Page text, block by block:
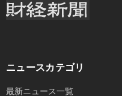
ニュースカテゴリ
最新ニュース一覧